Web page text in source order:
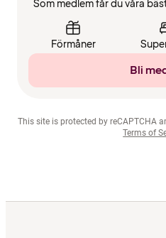
Som medlem får du våra
Förmåner
Bli
This site is protected by reCAPTCHA
Terms of